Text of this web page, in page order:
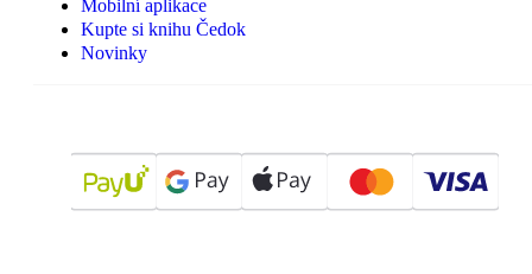
Mobilní aplikace
Kupte si knihu Čedok
Novinky